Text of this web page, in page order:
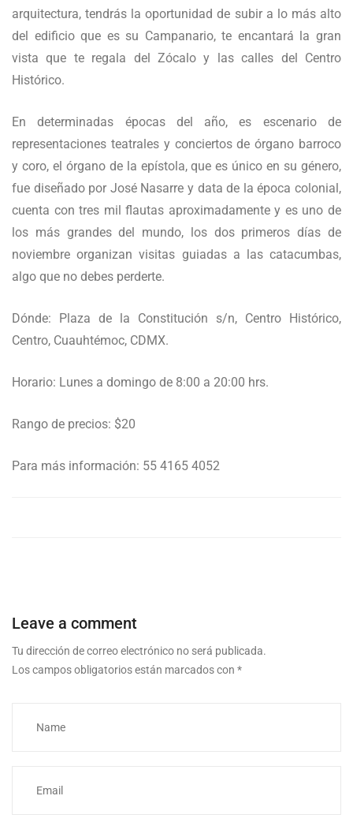
arquitectura, tendrás la oportunidad de subir a lo más alto
del edificio que es su Campanario, te encantará la gran
vista que te regala del Zócalo y las calles del Centro
Histórico.
En determinadas épocas del año, es escenario de
representaciones teatrales y conciertos de órgano barroco
y coro, el órgano de la epístola, que es único en su género,
fue diseñado por José Nasarre y data de la época colonial,
cuenta con tres mil flautas aproximadamente y es uno de
los más grandes del mundo, los dos primeros días de
noviembre organizan visitas guiadas a las catacumbas,
algo que no debes perderte.
Dónde: Plaza de la Constitución s/n, Centro Histórico,
Centro, Cuauhtémoc, CDMX.
Horario: Lunes a domingo de 8:00 a 20:00 hrs.
Rango de precios: $20
Para más información: 55 4165 4052
Leave a comment
Tu dirección de correo electrónico no será publicada.
Los campos obligatorios están marcados con *